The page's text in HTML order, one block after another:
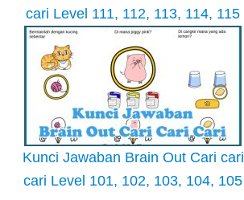
cari Level 111, 112, 113, 114, 115
Kunci Jawaban Brain Out Cari cari
cari Level 101, 102, 103, 104, 105